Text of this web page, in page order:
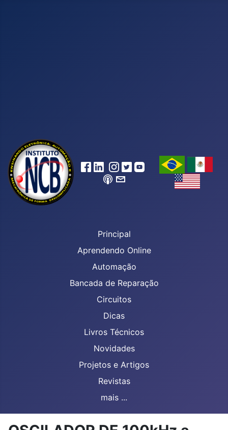
Principal
Aprendendo Online
Automação
Bancada de Reparação
Circuitos
Dicas
Livros Técnicos
Novidades
Projetos e Artigos
Revistas
mais ...